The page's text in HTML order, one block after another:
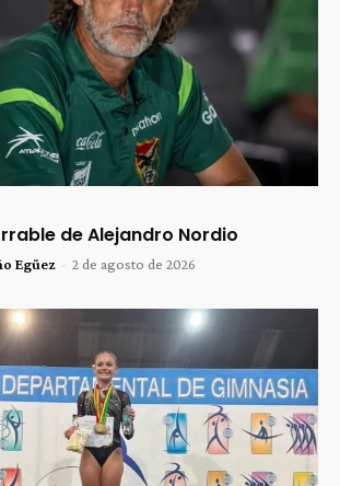
de Alejandro Nordio
Egüez - 2 de agosto de 2026